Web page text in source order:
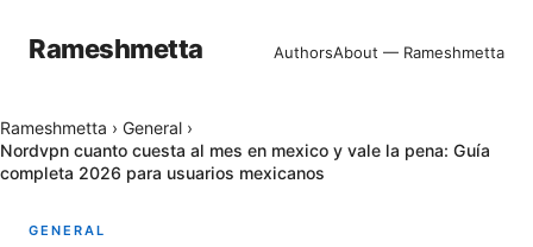
Rameshmetta AuthorsAbout — Rameshmetta
Rameshmetta › General ›
Nordvpn cuanto cuesta al mes en mexico y vale la pena: Guía
completa 2026 para usuarios mexicanos
GENERAL